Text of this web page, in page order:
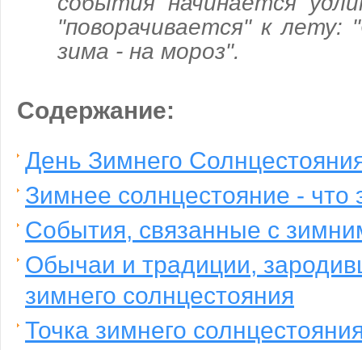
"поворачивается" к
зима - на мороз".
Содержание:
День Зимнего
Зимнее солнцестояние - что
События, связанные с
Обычаи и традиции,
зимнего солнцестояния
Точка зимнего